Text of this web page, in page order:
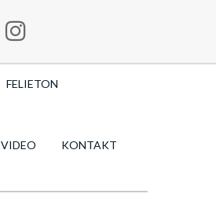
FELIETON
VIDEO KONTAKT